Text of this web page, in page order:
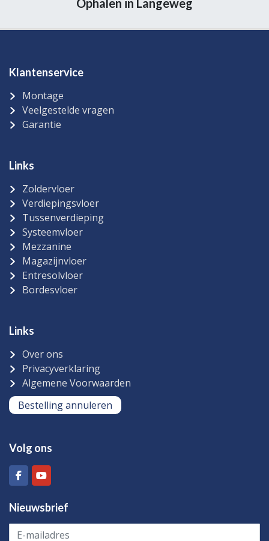
Ophalen in Langeweg
Klantenservice
Montage
Veelgestelde vragen
Garantie
Links
Zoldervloer
Verdiepingsvloer
Tussenverdieping
Systeemvloer
Mezzanine
Magazijnvloer
Entresolvloer
Bordesvloer
Links
Over ons
Privacyverklaring
Algemene Voorwaarden
Bestelling annuleren
Volg ons
Nieuwsbrief